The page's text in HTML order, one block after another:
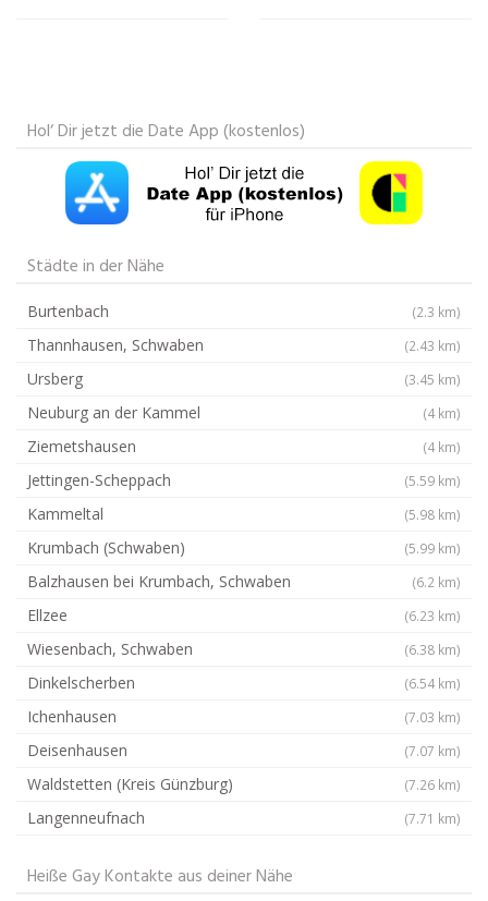
Hol‘ Dir jetzt die Date App (kostenlos)
Städte in der Nähe
Burtenbach (2.3 km)
Thannhausen, Schwaben (2.43 km)
Ursberg (3.45 km)
Neuburg an der Kammel (4 km)
Ziemetshausen (4 km)
Jettingen-Scheppach (5.59 km)
Kammeltal (5.98 km)
Krumbach (Schwaben) (5.99 km)
Balzhausen bei Krumbach, Schwaben (6.2 km)
Ellzee (6.23 km)
Wiesenbach, Schwaben (6.38 km)
Dinkelscherben (6.54 km)
Ichenhausen (7.03 km)
Deisenhausen (7.07 km)
Waldstetten (Kreis Günzburg) (7.26 km)
Langenneufnach (7.71 km)
Heiße Gay Kontakte aus deiner Nähe